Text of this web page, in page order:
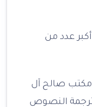
عدد من
مكتب صالح آل
ترجمة النصوص